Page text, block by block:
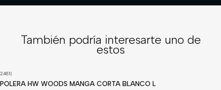
También podría interesarte uno de
estos
2461|
POLERA HW WOODS MANGA CORTA BLANCO L